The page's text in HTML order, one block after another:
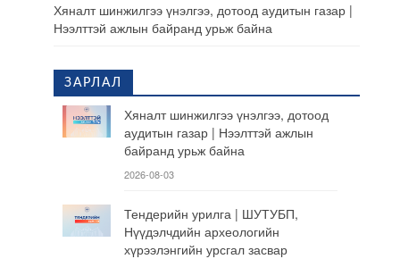
Хяналт шинжилгээ үнэлгээ, дотоод аудитын газар |
Нээлттэй ажлын байранд урьж байна
ЗАРЛАЛ
Хяналт шинжилгээ үнэлгээ, дотоод
аудитын газар | Нээлттэй ажлын
байранд урьж байна
2026-08-03
Тендерийн урилга | ШУТУБП,
Нүүдэлчдийн археологийн
хүрээлэнгийн урсгал засвар